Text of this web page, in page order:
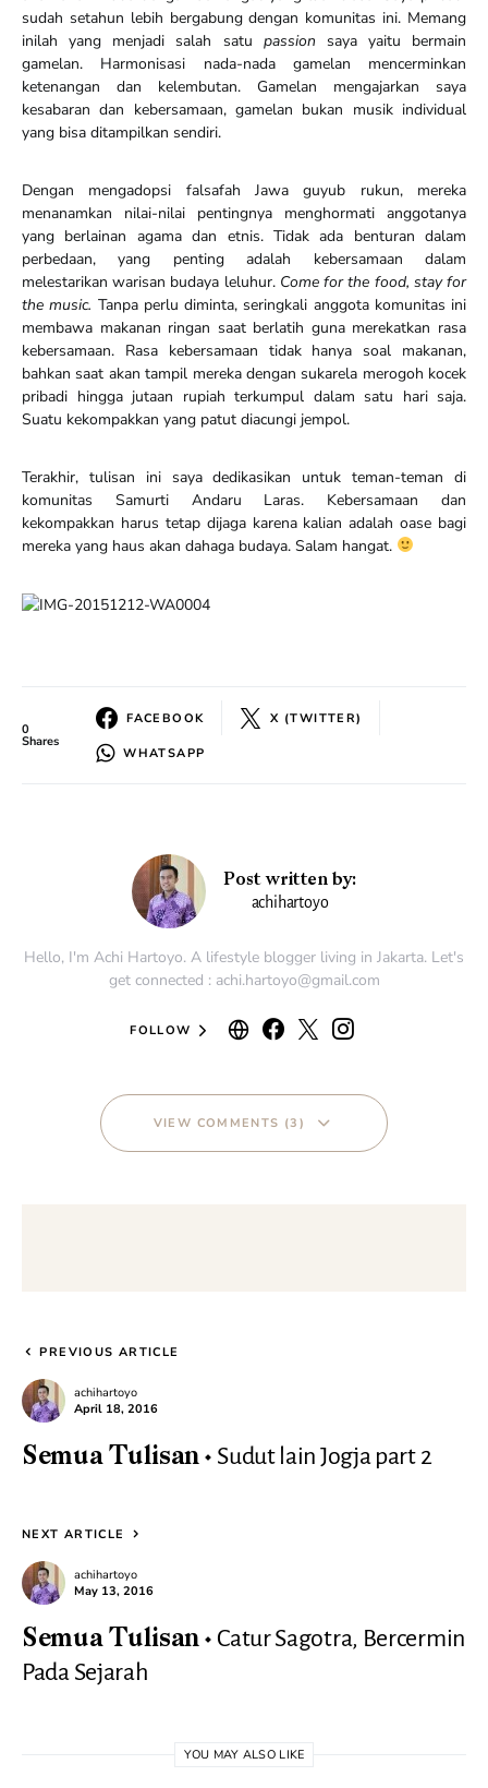
sudah setahun lebih bergabung dengan komunitas ini. Memang
inilah yang menjadi salah satu passion saya yaitu bermain
gamelan. Harmonisasi nada-nada gamelan mencerminkan
ketenangan dan kelembutan. Gamelan mengajarkan saya
kesabaran dan kebersamaan, gamelan bukan musik individual
yang bisa ditampilkan sendiri.
Dengan mengadopsi falsafah Jawa guyub rukun, mereka
menanamkan nilai-nilai pentingnya menghormati anggotanya
yang berlainan agama dan etnis. Tidak ada benturan dalam
perbedaan, yang penting adalah kebersamaan dalam
melestarikan warisan budaya leluhur. Come for the food, stay for
the music. Tanpa perlu diminta, seringkali anggota komunitas ini
membawa makanan ringan saat berlatih guna merekatkan rasa
kebersamaan. Rasa kebersamaan tidak hanya soal makanan,
bahkan saat akan tampil mereka dengan sukarela merogoh kocek
pribadi hingga jutaan rupiah terkumpul dalam satu hari saja.
Suatu kekompakkan yang patut diacungi jempol.
Terakhir, tulisan ini saya dedikasikan untuk teman-teman di
komunitas Samurti Andaru Laras. Kebersamaan dan
kekompakkan harus tetap dijaga karena kalian adalah oase bagi
mereka yang haus akan dahaga budaya. Salam hangat.
0
Shares
FACEBOOK X (TWITTER)
WHATSAPP
Post written by:
achihartoyo
Hello, I'm Achi Hartoyo. A lifestyle blogger living in Jakarta. Let's
get connected : achi.hartoyo@gmail.com
FOLLOW
VIEW COMMENTS (3)
PREVIOUS ARTICLE
achihartoyo
April 18, 2016
Semua Tulisan Sudut lain Jogja part 2
NEXT ARTICLE
achihartoyo
May 13, 2016
Semua Tulisan
Catur Sagotra, Bercermin
Pada Sejarah
YOU MAY ALSO LIKE